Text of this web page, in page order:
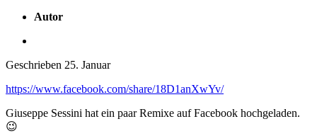
Autor
Geschrieben 25. Januar
https://www.facebook.com/share/18D1anXwYv/
Giuseppe Sessini hat ein paar Remixe auf Facebook hochgeladen.
😉